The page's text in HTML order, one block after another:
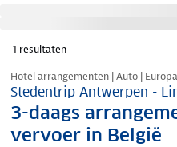
1 resultaten
Nazomer korting
Hotel arrangementen | Auto | Europa
Stedentrip Antwerpen -
3-daags
vervoer in België